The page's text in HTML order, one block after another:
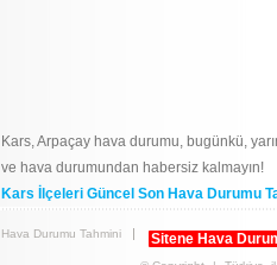
Kars, Arpaçay hava durumu, bugünkü,
ve hava durumundan habersiz kalmayın!
Kars İlçeleri Güncel Son Hava Durumu
Hava Durumu Tahmini Sitene Hava